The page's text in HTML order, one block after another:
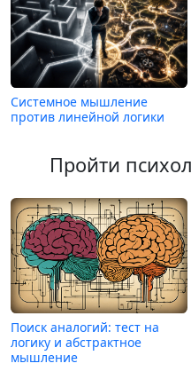
Системное мышление
против линейной логики
Пройти
Поиск аналогий: тест на
логику и абстрактное
мышление